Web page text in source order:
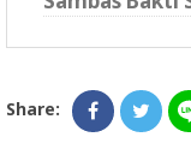
Share: